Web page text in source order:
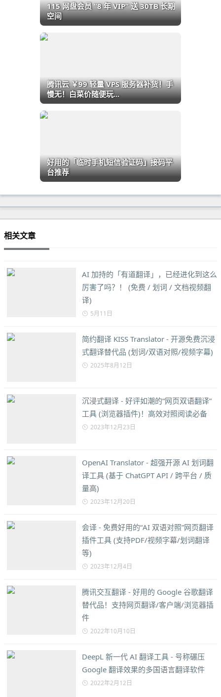
115 网盘会员 “8 年 VIP” 送 30TB 长期
空间
腾讯云 ￥99 轻量 VPS 服务器补货！手
慢无！白菜价随便玩...
好用的「临时手机短信验证码」接码平
台推荐
相关文章
AI 加持的「有道翻译」，已经进化到这么
厉害了吗？！ (免费 / 划词 / 文档视频翻
译)
5月11日
简约翻译 KISS Translator - 开源免费沉浸
式翻译替代品 (划词/双语对照/视频字幕)
2025年8月12日
沉浸式翻译 - 好评如潮的“网页双语翻译”
工具 (浏览器插件)！高效对照阅读必备
2023年12月23日
OpenAI Translator - 超强开源 AI 划词翻
译工具 (基于 ChatGPT API / 跨平台 / 质
量高)
2023年12月20日
会译 - 免费好用的“AI 双语对照”网页翻译
插件工具 (支持PDF/视频字幕/划词翻译
等)
2023年12月4日
腾讯交互翻译 - 好用的 Google 谷歌翻译
替代品！支持网页翻译/客户端/浏览器插
件
2022年10月10日
DeepL 新一代 AI 翻译工具 - 号称碾压
Google 翻译效果的多国语言翻译软件
2022年2月12日